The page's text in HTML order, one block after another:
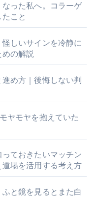
った私へ。コラーゲ
こと
しいサインを冷静に
の解説
め方｜後悔しない判
ヤモヤを抱えていた
ておきたいマッチン
場を活用する考え方
と鏡を見るとまた白